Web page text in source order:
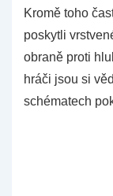
Kromě toho
poskytli
obraně proti
hráči jsou si
schématech